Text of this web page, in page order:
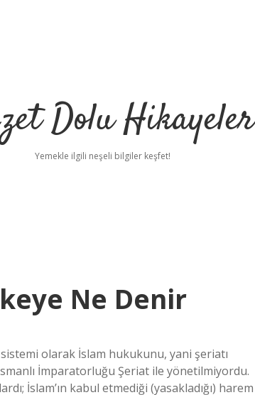
Dolu Hikayeler
Yemekle ilgili neşeli bilgiler keşfet!
Ne Denir
olarak İslam hukukunu, yani şeriatı
İmparatorluğu Şeriat ile yönetilmiyordu.
İslam’ın kabul etmediği (yasakladığı) harem